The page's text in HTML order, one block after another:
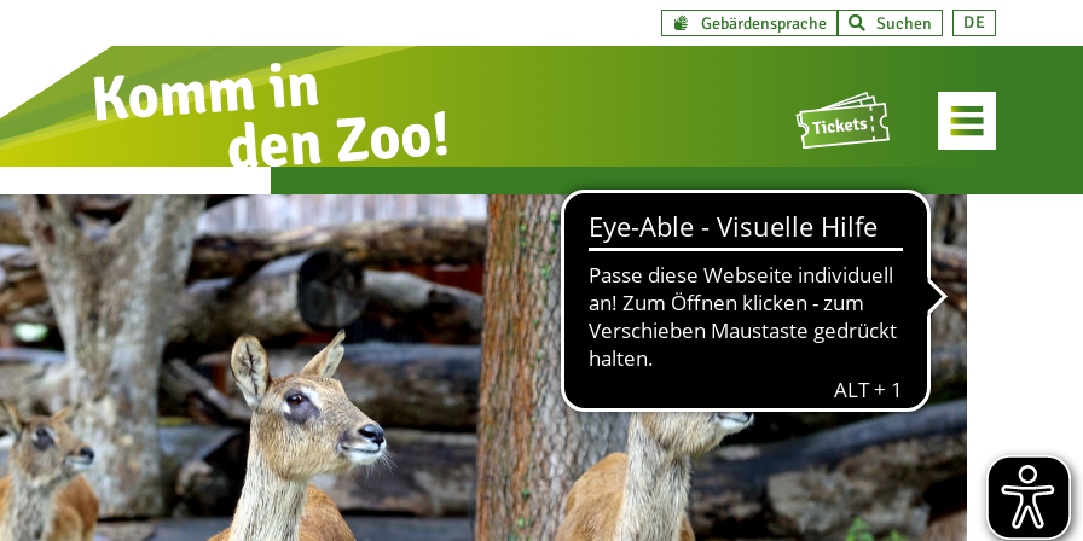
Gebärdensprache Suchen DE